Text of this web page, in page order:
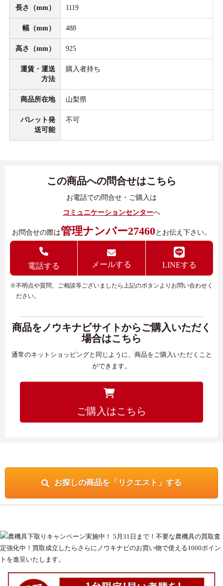
長さ（mm） 1119
幅（mm） 488
高さ（mm） 925
運賃・運送
方法
購入者持ち
商品所在地 山梨県
パレット発
送可能
不可
この商品への問合せはこちら
お電話での問合せ・ご購入は
コミュニケーションセンターへ
お問合せの際は管理ナンバー27460とお伝え下さい。
電話する メールする LINEする
※不明点や質問、ご相談等ございましたら上記のボタンよりお問い合わせく
ださい。
商品をノウキナビサイトからご購入いただく
場合はこちら
通常のネットショッピングと同じように、商品をご購入いただくこと
ができます。
ご購入はこちら
お探しの商品を「リクエスト」する